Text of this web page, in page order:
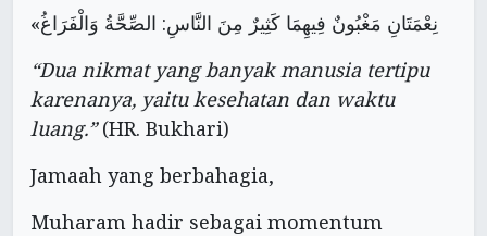
«نِعْمَتَانِ مَغْبُونٌ فِيهِمَا كَثِيرٌ مِنَ النَّاسِ: الصِّحَّةُ وَالْفَرَاغُ
“Dua nikmat yang banyak manusia tertipu
karenanya, yaitu kesehatan dan waktu
luang.”(HR. Bukhari)
Jamaah yang berbahagia,
Muharam hadir sebagai momentum